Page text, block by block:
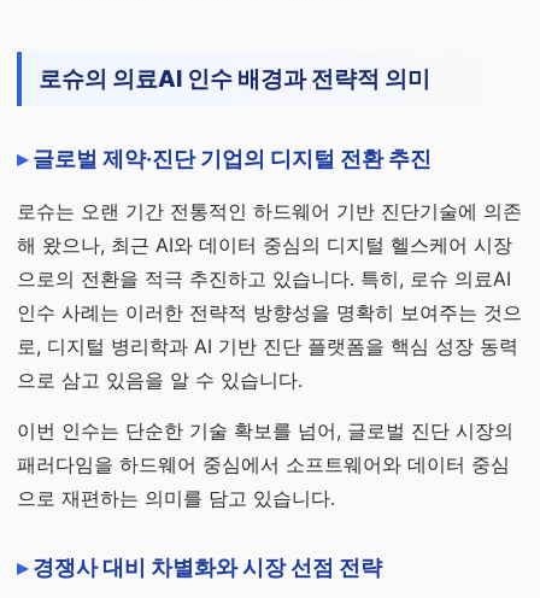
로슈의 의료AI 인수 배경과 전략적 의미
글로벌 제약·진단 기업의 디지털 전환 추진
로슈는 오랜 기간 전통적인 하드웨어 기반 진단기술에 의존
해 왔으나, 최근 AI와 데이터 중심의 디지털 헬스케어 시장
으로의 전환을 적극 추진하고 있습니다. 특히, 로슈 의료AI
인수 사례는 이러한 전략적 방향성을 명확히 보여주는 것으
로, 디지털 병리학과 AI 기반 진단 플랫폼을 핵심 성장 동력
으로 삼고 있음을 알 수 있습니다.
이번 인수는 단순한 기술 확보를 넘어, 글로벌 진단 시장의
패러다임을 하드웨어 중심에서 소프트웨어와 데이터 중심
으로 재편하는 의미를 담고 있습니다.
경쟁사 대비 차별화와 시장 선점 전략